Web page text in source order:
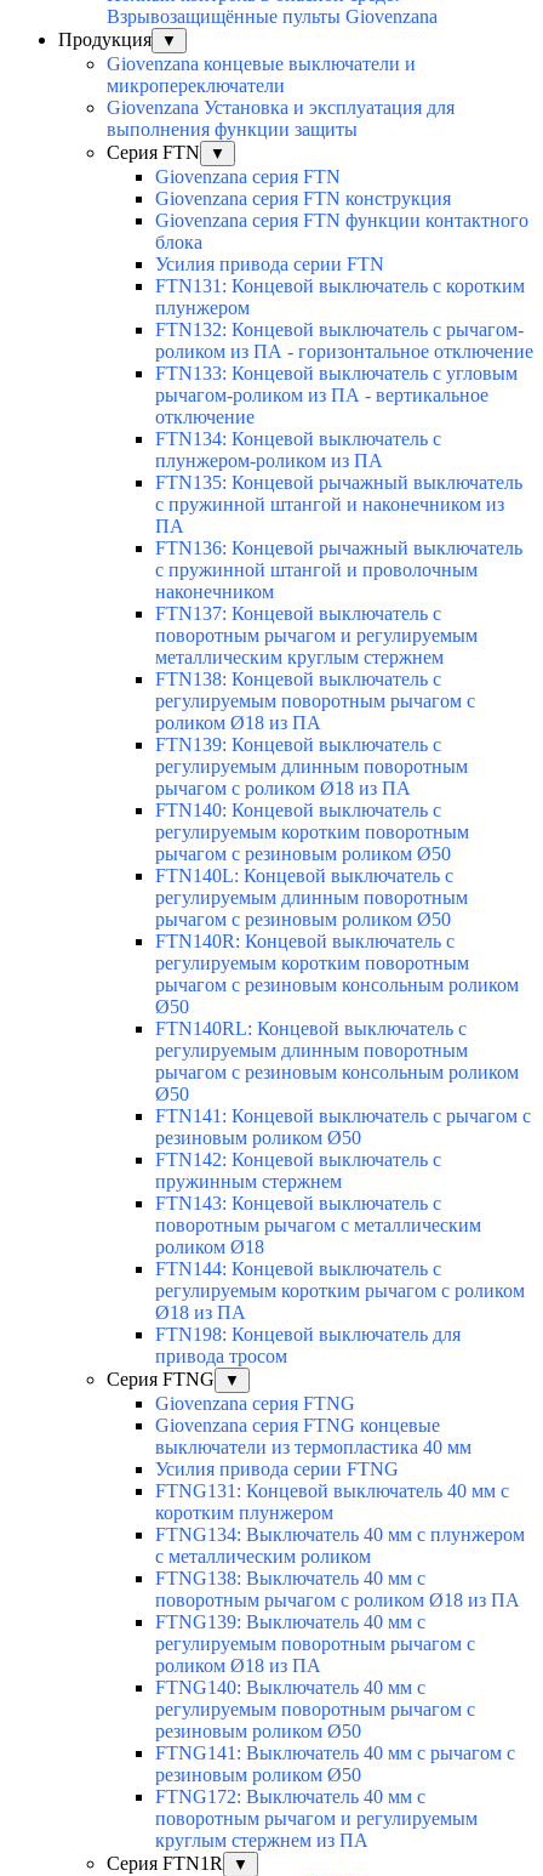
Взрывозащищённые пульты Giovenzana
Продукция
▼
Giovenzana концевые выключатели и
микропереключатели
Giovenzana Установка и эксплуатация для
выполнения функции защиты
Серия FTN
▼
Giovenzana серия FTN
Giovenzana серия FTN конструкция
Giovenzana серия FTN функции контактного
блока
Усилия привода серии FTN
FTN131: Концевой выключатель с коротким
плунжером
FTN132: Концевой выключатель с рычагом-
роликом из ПА - горизонтальное отключение
FTN133: Концевой выключатель с угловым
рычагом-роликом из ПА - вертикальное
отключение
FTN134: Концевой выключатель с
плунжером-роликом из ПА
FTN135: Концевой рычажный выключатель
с пружинной штангой и наконечником из
ПА
FTN136: Концевой рычажный выключатель
с пружинной штангой и проволочным
наконечником
FTN137: Концевой выключатель с
поворотным рычагом и регулируемым
металлическим круглым стержнем
FTN138: Концевой выключатель с
регулируемым поворотным рычагом с
роликом Ø18 из ПА
FTN139: Концевой выключатель с
регулируемым длинным поворотным
рычагом с роликом Ø18 из ПА
FTN140: Концевой выключатель с
регулируемым коротким поворотным
рычагом с резиновым роликом Ø50
FTN140L: Концевой выключатель с
регулируемым длинным поворотным
рычагом с резиновым роликом Ø50
FTN140R: Концевой выключатель с
регулируемым коротким поворотным
рычагом с резиновым консольным роликом
Ø50
FTN140RL: Концевой выключатель с
регулируемым длинным поворотным
рычагом с резиновым консольным роликом
Ø50
FTN141: Концевой выключатель с рычагом с
резиновым роликом Ø50
FTN142: Концевой выключатель с
пружинным стержнем
FTN143: Концевой выключатель с
поворотным рычагом с металлическим
роликом Ø18
FTN144: Концевой выключатель с
регулируемым коротким рычагом с роликом
Ø18 из ПА
FTN198: Концевой выключатель для
привода тросом
Серия FTNG
▼
Giovenzana серия FTNG
Giovenzana серия FTNG концевые
выключатели из термопластика 40 мм
Усилия привода серии FTNG
FTNG131: Концевой выключатель 40 мм с
коротким плунжером
FTNG134: Выключатель 40 мм с плунжером
с металлическим роликом
FTNG138: Выключатель 40 мм с
поворотным рычагом с роликом Ø18 из ПА
FTNG139: Выключатель 40 мм с
регулируемым поворотным рычагом с
роликом Ø18 из ПА
FTNG140: Выключатель 40 мм с
регулируемым поворотным рычагом с
резиновым роликом Ø50
FTNG141: Выключатель 40 мм с рычагом с
резиновым роликом Ø50
FTNG172: Выключатель 40 мм с
поворотным рычагом и регулируемым
круглым стержнем из ПА
Серия FTN1R
▼